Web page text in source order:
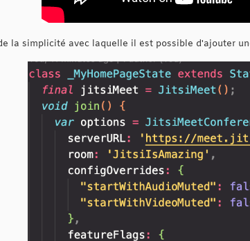
la simplicité avec laquelle il est possible d'ajouter